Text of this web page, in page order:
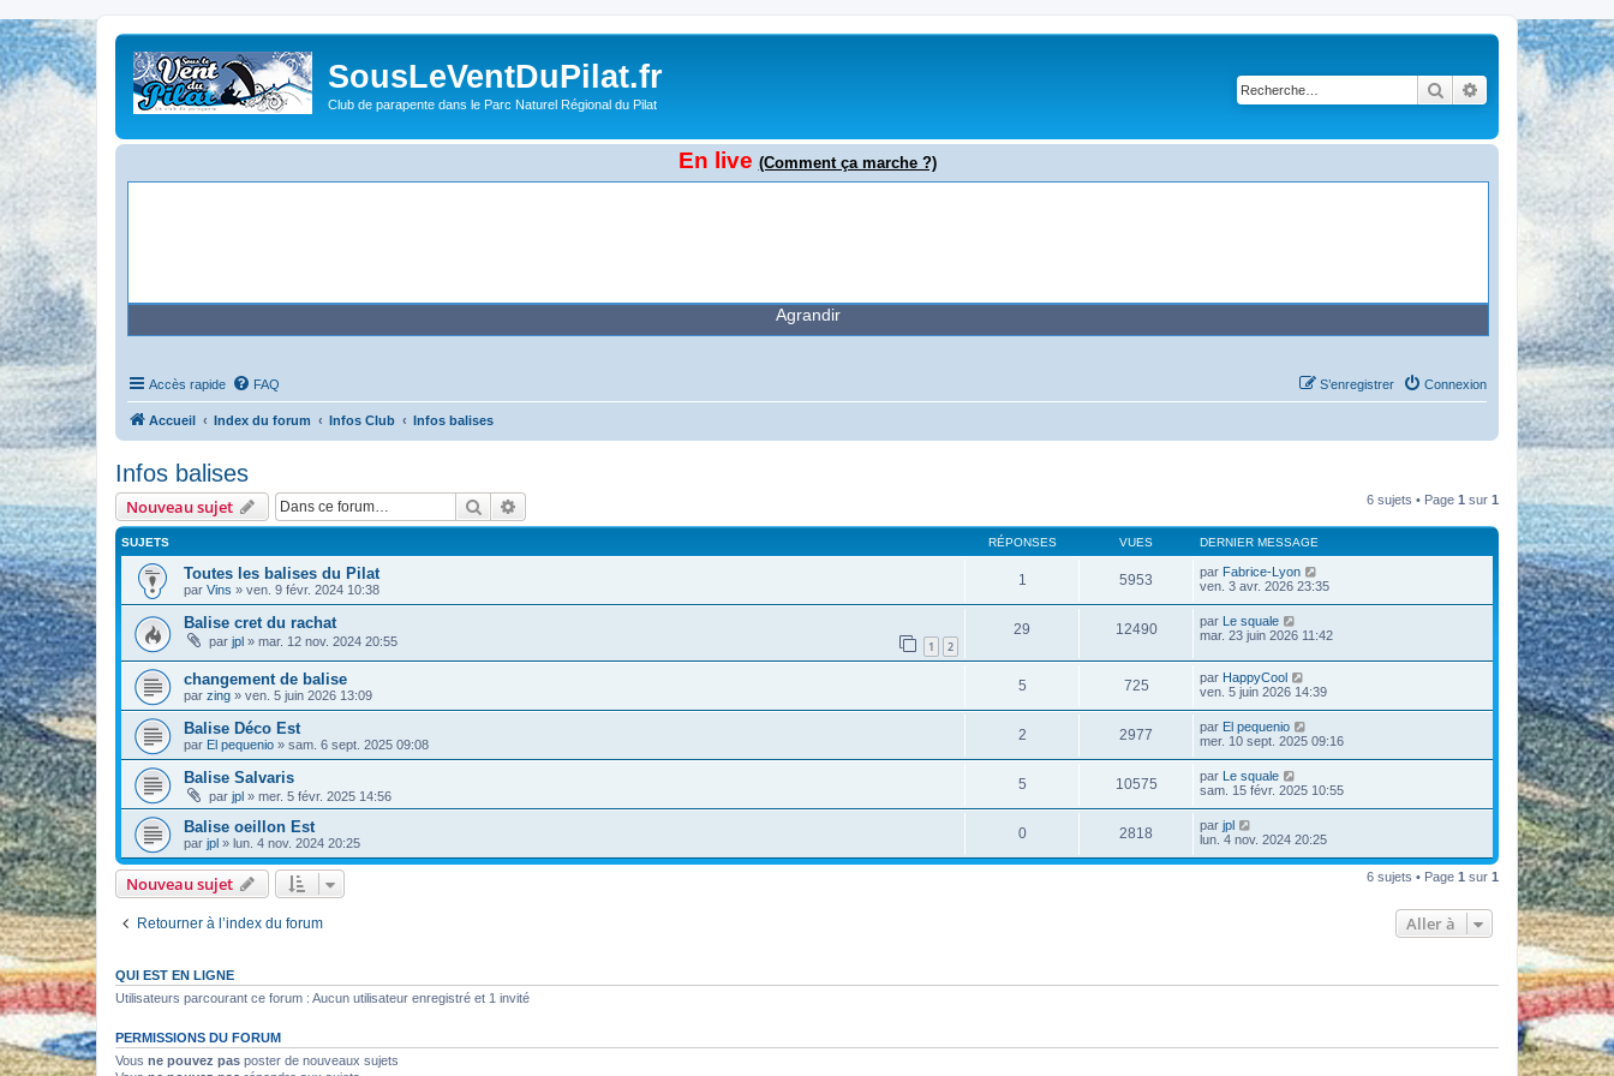
SousLeVentDuPilat.fr
Club de parapente dans le Parc Naturel Régional du Pilat
RechercherRecherche
En live (Comment ça marche ?)
Agrandir
Accès rapide FAQ Connexion
S’enregistrer
Accueil Index du forum Infos Club Infos balises
Infos balises
Nouveau sujet Rechercher 6 sujets • Page 1 sur 1
SUJETS RÉPONSES VUES DERNIER MESSAGE
Toutes les balises du Pilat
par Vins » ven. 9 févr. 2024 10:38
1 5953 par Fabrice-Lyon
ven. 3 avr. 2026 23:35
Balise cret du rachat
par jpl » mar. 12 nov. 2024 20:55 1 2
29 12490 par Le squale
mar. 23 juin 2026 11:42
changement de balise
par zing » ven. 5 juin 2026 13:09
5 725 par HappyCool
ven. 5 juin 2026 14:39
Balise Déco Est
par El pequenio » sam. 6 sept. 2025 09:08
2 2977 par El pequenio
mer. 10 sept. 2025 09:16
Balise Salvaris
par jpl » mer. 5 févr. 2025 14:56
5 10575 par Le squale
sam. 15 févr. 2025 10:55
Balise oeillon Est
par jpl » lun. 4 nov. 2024 20:25
0 2818 par jpl
lun. 4 nov. 2024 20:25
Nouveau sujet 6 sujets • Page 1 sur 1
Retourner à l’index du forum Aller à
QUI EST EN LIGNE
Utilisateurs parcourant ce forum : Aucun utilisateur enregistré et 1 invité
PERMISSIONS DU FORUM
Vous ne pouvez pas poster de nouveaux sujets